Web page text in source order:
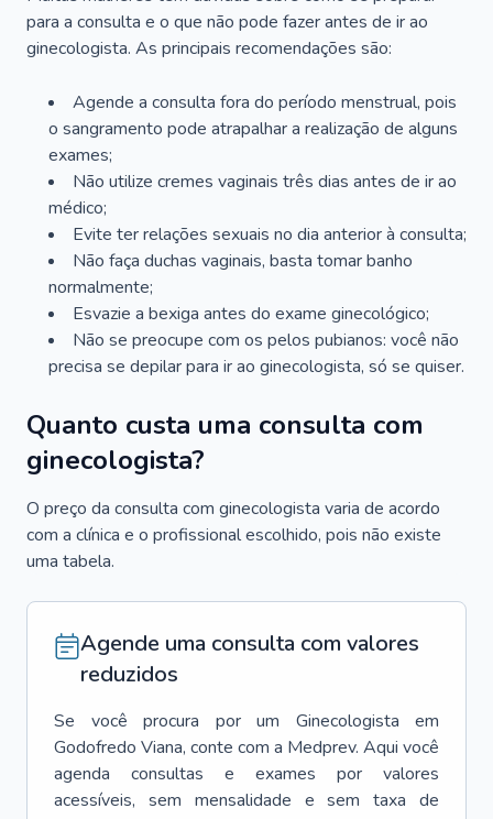
para a consulta e o que não pode fazer antes de ir ao
ginecologista. As principais recomendações são:
Agende a consulta fora do período menstrual, pois
o sangramento pode atrapalhar a realização de alguns
exames;
Não utilize cremes vaginais três dias antes de ir ao
médico;
Evite ter relações sexuais no dia anterior à consulta;
Não faça duchas vaginais, basta tomar banho
normalmente;
Esvazie a bexiga antes do exame ginecológico;
Não se preocupe com os pelos pubianos: você não
precisa se depilar para ir ao ginecologista, só se quiser.
Quanto custa uma consulta com
ginecologista?
O preço da consulta com ginecologista varia de acordo
com a clínica e o profissional escolhido, pois não existe
uma tabela.
Agende uma consulta com valores
reduzidos
Se você procura por um Ginecologista
em
Godofredo Viana, conte com a Medprev. Aqui você
agenda consultas e exames por valores
acessíveis, sem mensalidade e sem taxa de